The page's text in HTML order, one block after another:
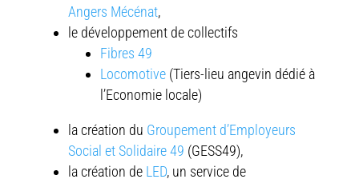
Angers Mécénat,
le développement de collectifs
Fibres 49
Locomotive(Tiers-lieu angevin dédié à
l’Economie locale)
la création du Groupement d’Employeurs
Social et Solidaire 49 (GESS49),
la création de LED, un service de